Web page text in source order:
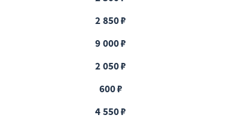
2 850 ₽
9 000 ₽
2 050 ₽
600 ₽
4 550 ₽